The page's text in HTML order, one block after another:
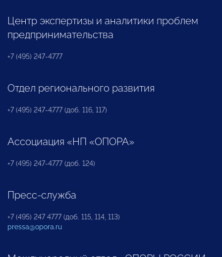
Центр экспертизы и аналитики проблем
предпринимательства
+7 (495) 247-4777
Отдел регионального развития
+7 (495) 247-4777 (доб. 116, 117)
Ассоциация «НП «ОПОРА»
+7 (495) 247-4777 (доб. 124)
Пресс-служба
+7 (495) 247 4777 (доб. 115, 114, 113)
pressa@opora.ru